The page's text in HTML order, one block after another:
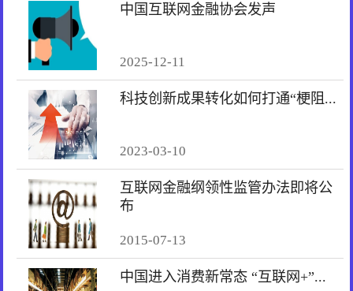
中国互联网金融协会发声
2025-12-11
科技创新成果转化如何打通“梗阻...
2023-03-10
互联网金融纲领性监管办法即将公
布
2015-07-13
中国进入消费新常态 “互联网+”...